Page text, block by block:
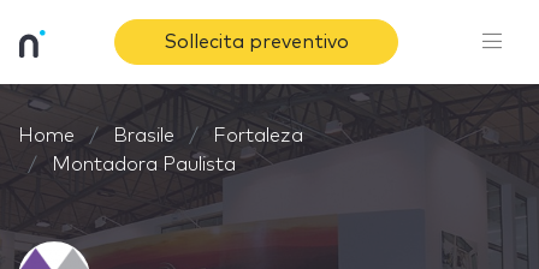
Sollecita preventivo
Home Brasile
Fortaleza
Montadora Paulista